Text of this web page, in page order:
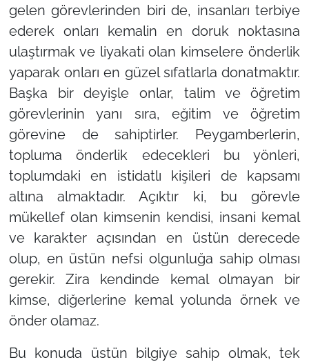
gelen görevlerinden biri de, insanları terbiye
ederek onları kemalin en doruk noktasına
ulaştırmak ve liyakati olan kimselere önderlik
yaparak onları en güzel sıfatlarla donatmaktır.
Başka bir deyişle onlar, talim ve öğretim
görevlerinin yanı sıra, eğitim ve öğretim
görevine de sahiptirler. Peygamberlerin,
topluma önderlik edecekleri bu yönleri,
toplumdaki en istidatlı kişileri de kapsamı
altına almaktadır. Açıktır ki, bu görevle
mükellef olan kimsenin kendisi, insani kemal
ve karakter açısından en üstün derecede
olup, en üstün nefsi olgunluğa sahip olması
gerekir. Zira kendinde kemal olmayan bir
kimse, diğerlerine kemal yolunda örnek ve
önder olamaz.
Bu konuda üstün bilgiye sahip olmak, tek